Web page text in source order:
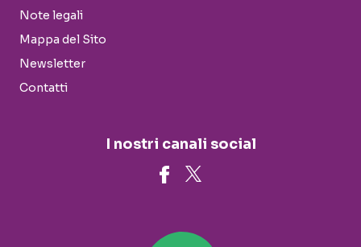
Note legali
Mappa del Sito
Newsletter
Contatti
I nostri canali social